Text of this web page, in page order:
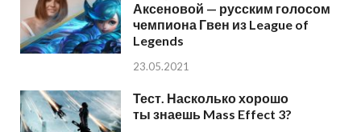
Аксеновой — русским голосом
чемпиона Гвен из League of
Legends
23.05.2021
Тест. Насколько хорошо
ты знаешь Mass Effect 3?